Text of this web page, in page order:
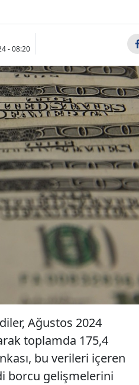
- 08:20
Ağustos 2024
toplamda 175,4
bu verileri içeren
borcu gelişmelerini